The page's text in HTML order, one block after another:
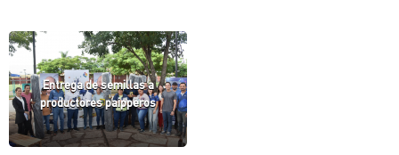
Entrega de semillas a
productores paipperos